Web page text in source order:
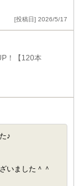
[投稿日] 2026/5/17
！【120本
♪
いました＾＾